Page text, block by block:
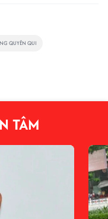
QUYÊN QUI
TÂM